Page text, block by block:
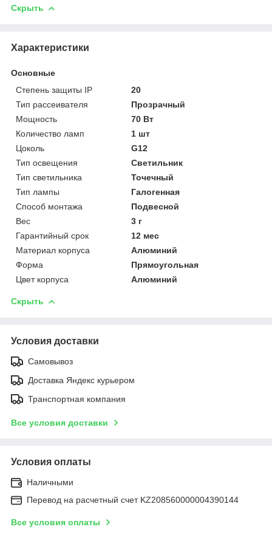
Скрыть
Характеристики
Основные
Степень защиты IP
20
Тип рассеивателя
Прозрачный
Мощность
70 Вт
Количество ламп
1 шт
Цоколь
G12
Тип освещения
Светильник
Тип светильника
Точечный
Тип лампы
Галогенная
Способ монтажа
Подвесной
Вес
3 г
Гарантийный срок
12 мес
Материал корпуса
Алюминий
Форма
Прямоугольная
Цвет корпуса
Алюминий
Скрыть
Условия доставки
Самовывоз
Доставка Яндекс курьером
Транспортная компания
Все условия доставки
Условия оплаты
Наличными
Перевод на расчетный счет KZ208560000004390144
Все условия оплаты